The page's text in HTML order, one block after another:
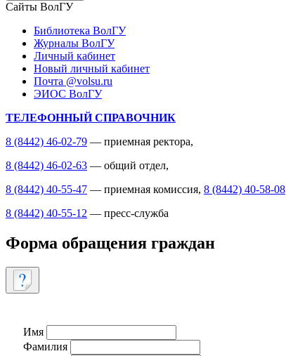
Сайты ВолГУ
Библиотека ВолГУ
Журналы ВолГУ
Личный кабинет
Новый личный кабинет
Почта @volsu.ru
ЭИОС ВолГУ
ТЕЛЕФОННЫЙ СПРАВОЧНИК
8 (8442) 46-02-79 — приемная ректора,
8 (8442) 46-02-63 — общий отдел,
8 (8442) 40-55-47 — приемная комиссия, 8 (8442) 40-58-08
8 (8442) 40-55-12 — пресс-служба
Форма обращения граждан
Имя
Фамилия